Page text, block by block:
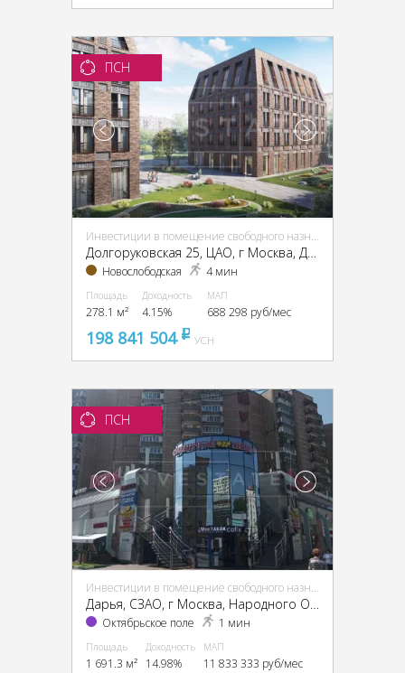
ПСН
Инвестиции в помещение свободного назначения (ПСН)
Новослободская 4 мин
Площадь
278.1 м²
Доходность
4.15%
МАП
688 298 руб/мес
198 841 504 pуб
УСН
ПСН
Инвестиции в помещение свободного назначения (ПСН)
Дарья, CЗАО, г Москва, Народного Ополчения ул., 46, кор. 1
Октябрьское поле 1 мин
Площадь
1 691.3 м²
Доходность
14.98%
МАП
11 833 333 руб/мес